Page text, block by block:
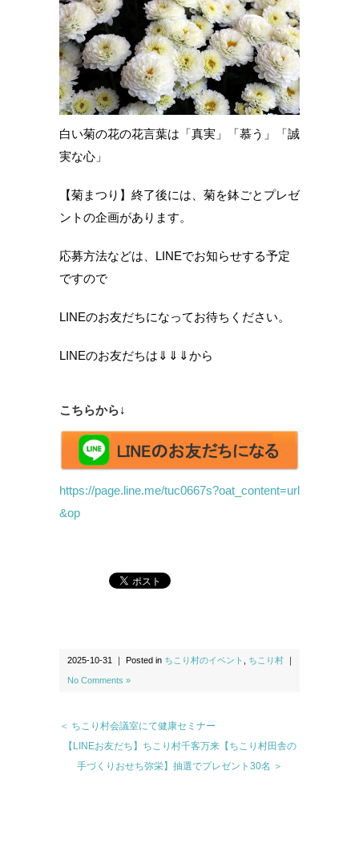
白い菊の花の花言葉は「真実」「慕う」「誠
実な心」
【菊まつり】終了後には、菊を鉢ごとプレゼ
ントの企画があります。
応募方法などは、LINEでお知らせする予定
ですので
LINEのお友だちになってお待ちください。
LINEのお友だちは⇓⇓⇓から
こちらから↓
https://page.line.me/tuc0667s?oat_content=url
&op
2025-10-31 ｜ Posted in ちこり村のイベント ちこり村 ｜
No Comments »
＜ ちこり村会議室にて健康セミナー
【LINEお友だち】ちこり村千客万来【ちこり村田舎の
手づくりおせち弥栄】抽選でプレゼント30名 ＞